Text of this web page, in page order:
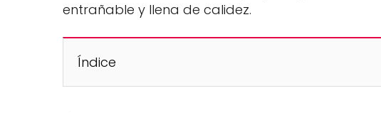
entrañable y llena de calidez.
Índice